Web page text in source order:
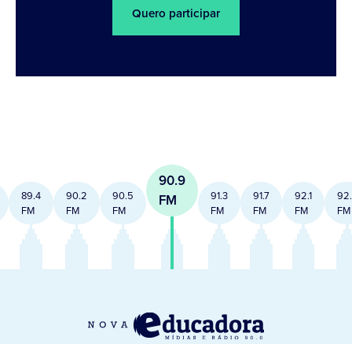
Quero participar
89.4
FM
90.2
FM
90.5
FM
90.9
FM
91.3
FM
91.7
FM
92.1
FM
FM